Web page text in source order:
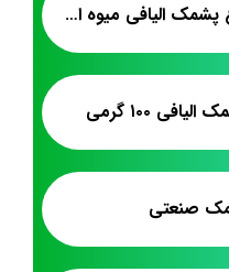
تولید فله ای انواع پشمک الیافی میوه ای
۱۰۰ گرمی
صنعتی